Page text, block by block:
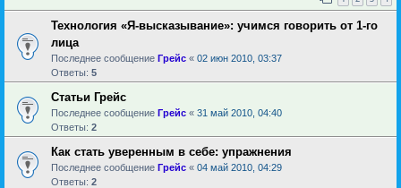
Технология «Я-высказывание»: учимся говорить от 1-го
лица
Последнее сообщение Грейс « 02 июн 2010, 03:37
Ответы: 5
Статьи Грейс
Последнее сообщение Грейс « 31 май 2010, 04:40
Ответы: 2
Как стать уверенным в себе: упражнения
Последнее сообщение Грейс « 04 май 2010, 04:29
Ответы: 2